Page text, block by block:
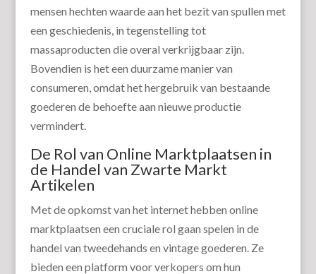
mensen hechten waarde aan het bezit van spullen met
een geschiedenis, in tegenstelling tot
massaproducten die overal verkrijgbaar zijn.
Bovendien is het een duurzame manier van
consumeren, omdat het hergebruik van bestaande
goederen de behoefte aan nieuwe productie
vermindert.
De Rol van Online Marktplaatsen in
de Handel van Zwarte Markt
Artikelen
Met de opkomst van het internet hebben online
marktplaatsen een cruciale rol gaan spelen in de
handel van tweedehands en vintage goederen. Ze
bieden een platform voor verkopers om hun